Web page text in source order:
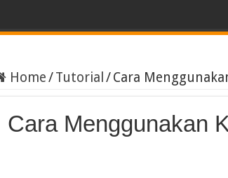
Home/Tutorial /Cara
Cara Menggunakan